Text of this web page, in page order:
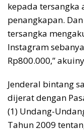
kepada tersangka
penangkapan.
tersangka
Instagram
Rp800.000,”
Jenderal bintang
dijerat dengan
(1) Undang-
Tahun 2009